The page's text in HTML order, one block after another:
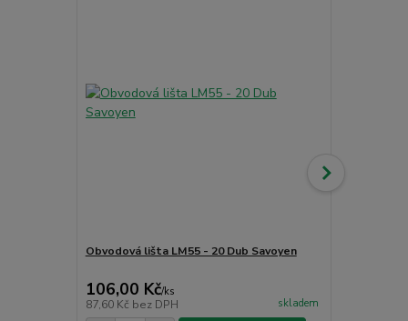
Obvodová lišta LM55 - 20 Dub Savoyen
106,00 Kč/ks
87,60 Kč bez DPH skladem